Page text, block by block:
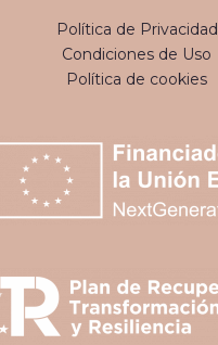
Política de Privacidad
Condiciones de Uso
Política de cookies